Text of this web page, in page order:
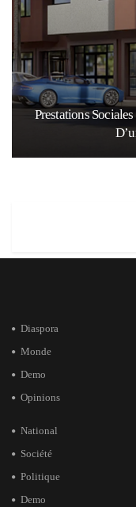
Prestations
Diaspora
Monde
Demo
Opinions
National
Société
Politique
Demo